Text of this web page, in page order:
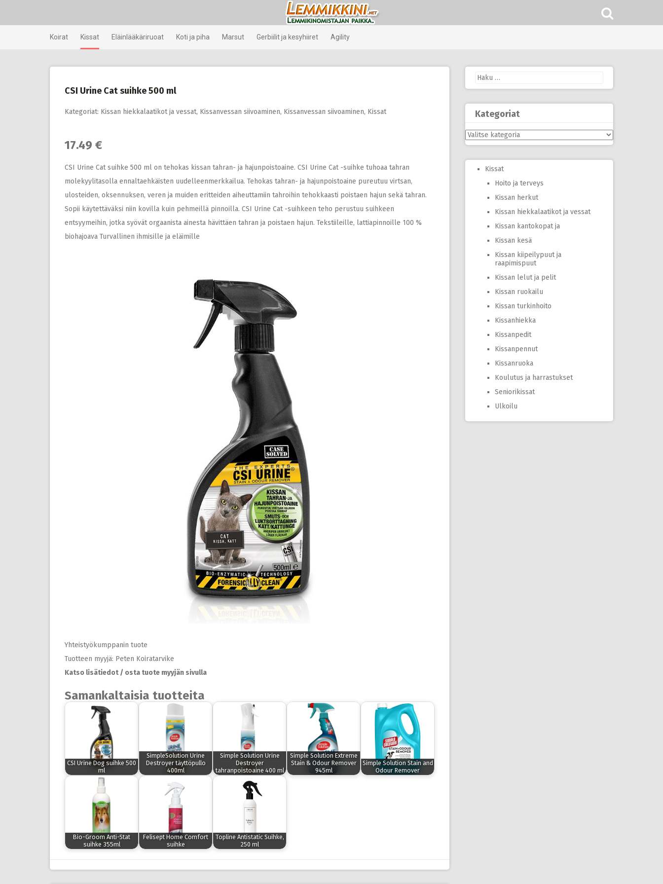
Koirat Kissat Eläinlääkäriruoat Koti ja piha Marsut Gerbiilit ja kesyhiiret Agility
CSI Urine Cat suihke 500 ml
Kategoriat: Kissan hiekkalaatikot ja vessat, Kissanvessan siivoaminen, Kissanvessan siivoaminen, Kissat
17.49 €
CSI Urine Cat suihke 500 ml on tehokas kissan tahran- ja hajunpoistoaine. CSI Urine Cat -suihke tuhoaa tahran
molekyylitasolla ennaltaehkäisten uudelleenmerkkailua. Tehokas tahran- ja hajunpoistoaine pureutuu virtsan,
ulosteiden, oksennuksen, veren ja muiden eritteiden aiheuttamiin tahroihin tehokkaasti poistaen hajun sekä tahran.
Sopii käytettäväksi niin kovilla kuin pehmeillä pinnoilla. CSI Urine Cat -suihkeen teho perustuu suihkeen
entsyymeihin, jotka syövät orgaanista ainesta hävittäen tahran ja poistaen hajun. Tekstiileille, lattiapinnoille 100 %
biohajoava Turvallinen ihmisille ja eläimille
Yhteistyökumppanin tuote
Tuotteen myyjä: Peten Koiratarvike
Katso lisätiedot / osta tuote myyjän sivulla
Samankaltaisia tuotteita
CSI Urine Dog suihke 500
ml
SimpleSolution Urine
Destroyer täyttöpullo
400ml
Simple Solution Urine
Destroyer
tahranpoistoaine 400 ml
Simple Solution Extreme
Stain & Odour Remover
945ml
Simple Solution Stain and
Odour Remover
Bio-Groom Anti-Stat
suihke 355ml
Felisept Home Comfort
suihke
Topline Antistatic Suihke,
250 ml
Haku:
Kategoriat
Kategoriat
Kissat
Hoito ja terveys
Kissan herkut
Kissan hiekkalaatikot ja vessat
Kissan kantokopat ja
Kissan kesä
Kissan kiipeilypuut ja
raapimispuut
Kissan lelut ja pelit
Kissan ruokailu
Kissan turkinhoito
Kissanhiekka
Kissanpedit
Kissanpennut
Kissanruoka
Koulutus ja harrastukset
Seniorikissat
Ulkoilu